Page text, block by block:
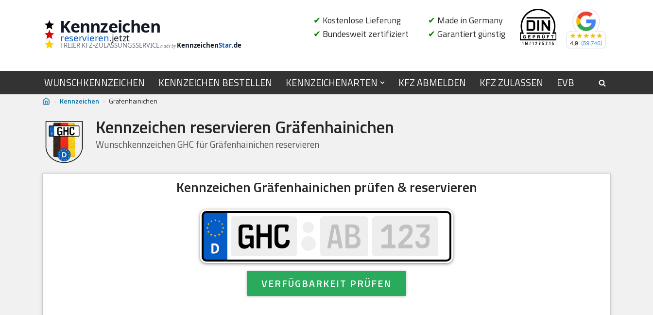
Kennzeichen
reservieren.jetzt
FREIER KFZ-ZULASSUNGSSERVICE made by KennzeichenStar.de
✔ Kostenlose Lieferung
✔ Bundesweit zertifiziert
✔ Made in Germany
✔ Garantiert günstig
WUNSCHKENNZEICHEN KENNZEICHEN BESTELLEN KENNZEICHENARTEN KFZ ABMELDEN KFZ ZULASSEN EVB
› Kennzeichen › Gräfenhainichen
Kennzeichen reservieren Gräfenhainichen
Wunschkennzeichen GHC für Gräfenhainichen reservieren
Kennzeichen Gräfenhainichen prüfen & reservieren
VERFÜGBARKEIT PRÜFEN